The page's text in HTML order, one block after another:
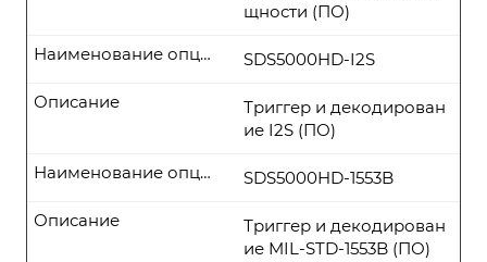
щности (ПО)
SDS5000HD-I2S
Наименование опции
Триггер и декодирован
ие I2S (ПО)
Описание
SDS5000HD-1553B
Наименование опции
Триггер и декодирован
ие MIL-STD-1553B (ПО)
Описание